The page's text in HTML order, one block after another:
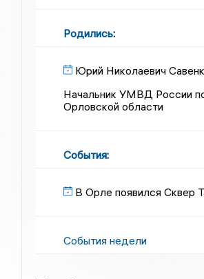
Родились:
Юрий Николаевич
Начальник УМВД России
Орловской области
События:
В Орле появился Сквер
События недели